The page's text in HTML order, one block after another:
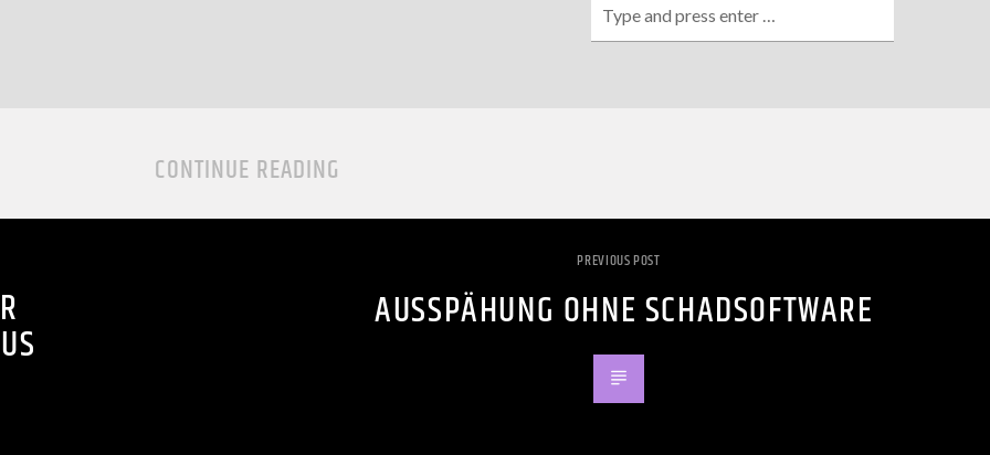
CONTINUE READING
PREVIOUS POST
AUSSPÄHUNG OHNE SCHADSOFTWARE